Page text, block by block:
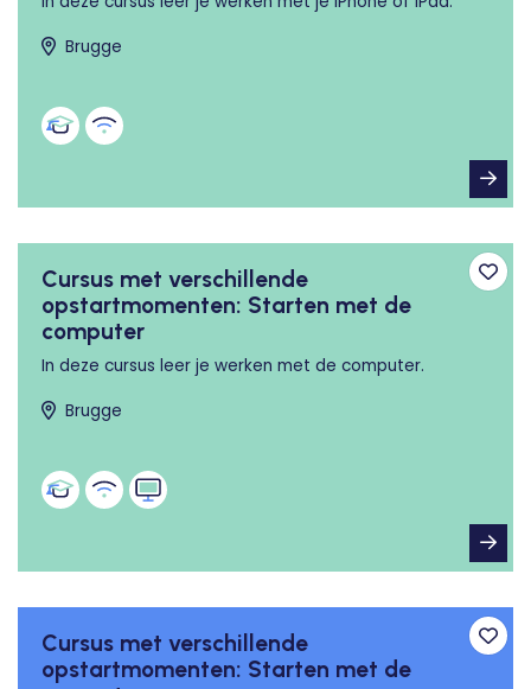
Brugge
Cursus met verschillende
opstartmomenten: Starten met de
computer
In deze cursus leer je werken met de computer.
Brugge
Cursus met verschillende
opstartmomenten: Starten met de